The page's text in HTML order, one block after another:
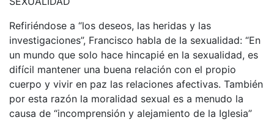
Refiriéndose a “los deseos, las heridas y las
investigaciones”, Francisco habla de la sexualidad: “En
un mundo que solo hace hincapié en la sexualidad, es
difícil mantener una buena relación con el propio
cuerpo y vivir en paz las relaciones afectivas. También
por esta razón la moralidad sexual es a menudo la
causa de “incomprensión y alejamiento de la Iglesia”